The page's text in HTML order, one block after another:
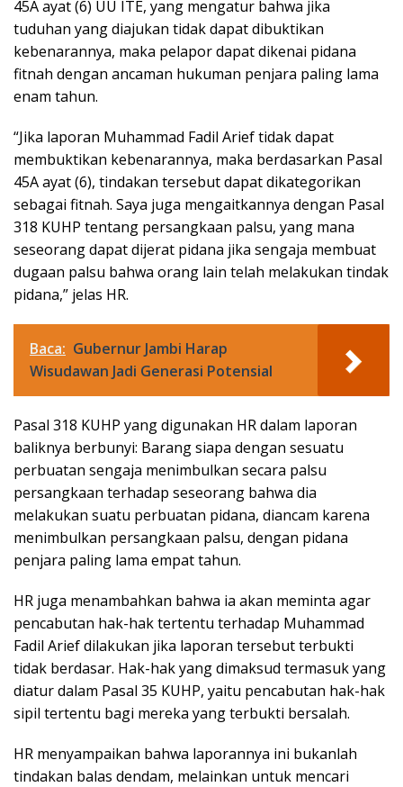
45A ayat (6) UU ITE, yang mengatur bahwa jika
tuduhan yang diajukan tidak dapat dibuktikan
kebenarannya, maka pelapor dapat dikenai pidana
fitnah dengan ancaman hukuman penjara paling lama
enam tahun.
“Jika laporan Muhammad Fadil Arief tidak dapat
membuktikan kebenarannya, maka berdasarkan Pasal
45A ayat (6), tindakan tersebut dapat dikategorikan
sebagai fitnah. Saya juga mengaitkannya dengan Pasal
318 KUHP tentang persangkaan palsu, yang mana
seseorang dapat dijerat pidana jika sengaja membuat
dugaan palsu bahwa orang lain telah melakukan tindak
pidana,” jelas HR.
Baca: Gubernur Jambi Harap
Wisudawan Jadi Generasi Potensial
Pasal 318 KUHP yang digunakan HR dalam laporan
baliknya berbunyi: Barang siapa dengan sesuatu
perbuatan sengaja menimbulkan secara palsu
persangkaan terhadap seseorang bahwa dia
melakukan suatu perbuatan pidana, diancam karena
menimbulkan persangkaan palsu, dengan pidana
penjara paling lama empat tahun.
HR juga menambahkan bahwa ia akan meminta agar
pencabutan hak-hak tertentu terhadap Muhammad
Fadil Arief dilakukan jika laporan tersebut terbukti
tidak berdasar. Hak-hak yang dimaksud termasuk yang
diatur dalam Pasal 35 KUHP, yaitu pencabutan hak-hak
sipil tertentu bagi mereka yang terbukti bersalah.
HR menyampaikan bahwa laporannya ini bukanlah
tindakan balas dendam, melainkan untuk mencari